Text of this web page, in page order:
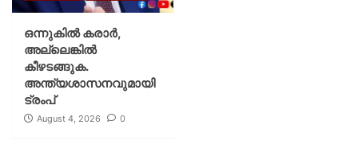
ഒന്നുകില്‍ കരാര്‍,
അല്ലെങ്കില്‍
കീഴടങ്ങുക.
അന്ത്യശാസനവുമായി
ട്രംപ്
August 4, 2026 0